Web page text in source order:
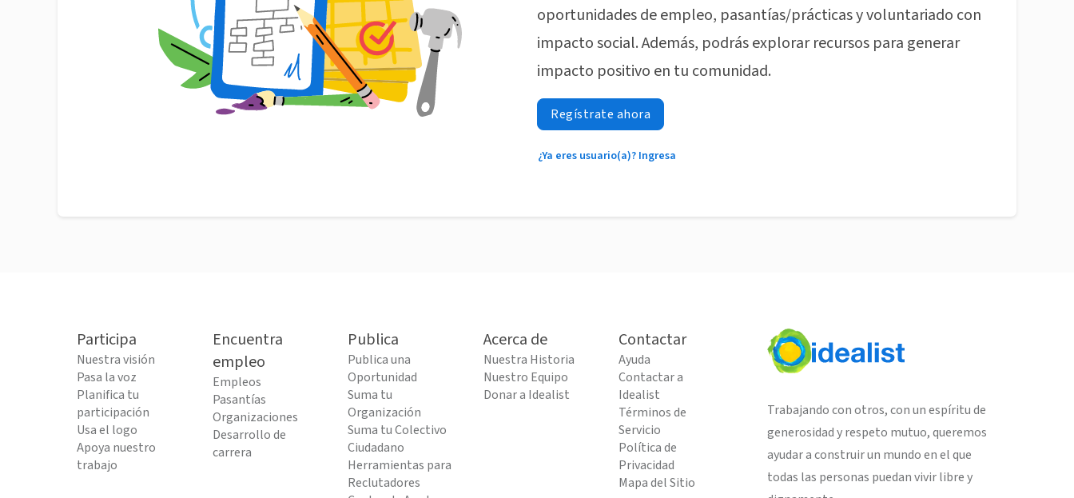
oportunidades de empleo, pasantías/prácticas y voluntariado con
impacto social. Además, podrás explorar recursos para generar
impacto positivo en tu comunidad.
Regístrate ahora
¿Ya eres usuario(a)? Ingresa
Participa
Nuestra visión
Pasa la voz
Planifica tu
participación
Usa el logo
Apoya nuestro
trabajo
Encuentra
empleo
Empleos
Pasantías
Organizaciones
Desarrollo de
carrera
Publica
Publica una
Oportunidad
Suma tu
Organización
Suma tu Colectivo
Ciudadano
Herramientas para
Reclutadores
Acerca de
Nuestra Historia
Nuestro Equipo
Donar a Idealist
Contactar
Ayuda
Contactar a
Idealist
Términos de
Servicio
Política de
Privacidad
Mapa del Sitio
Trabajando con otros, con un espíritu de
generosidad y respeto mutuo, queremos
ayudar a construir un mundo en el que
todas las personas puedan vivir libre y